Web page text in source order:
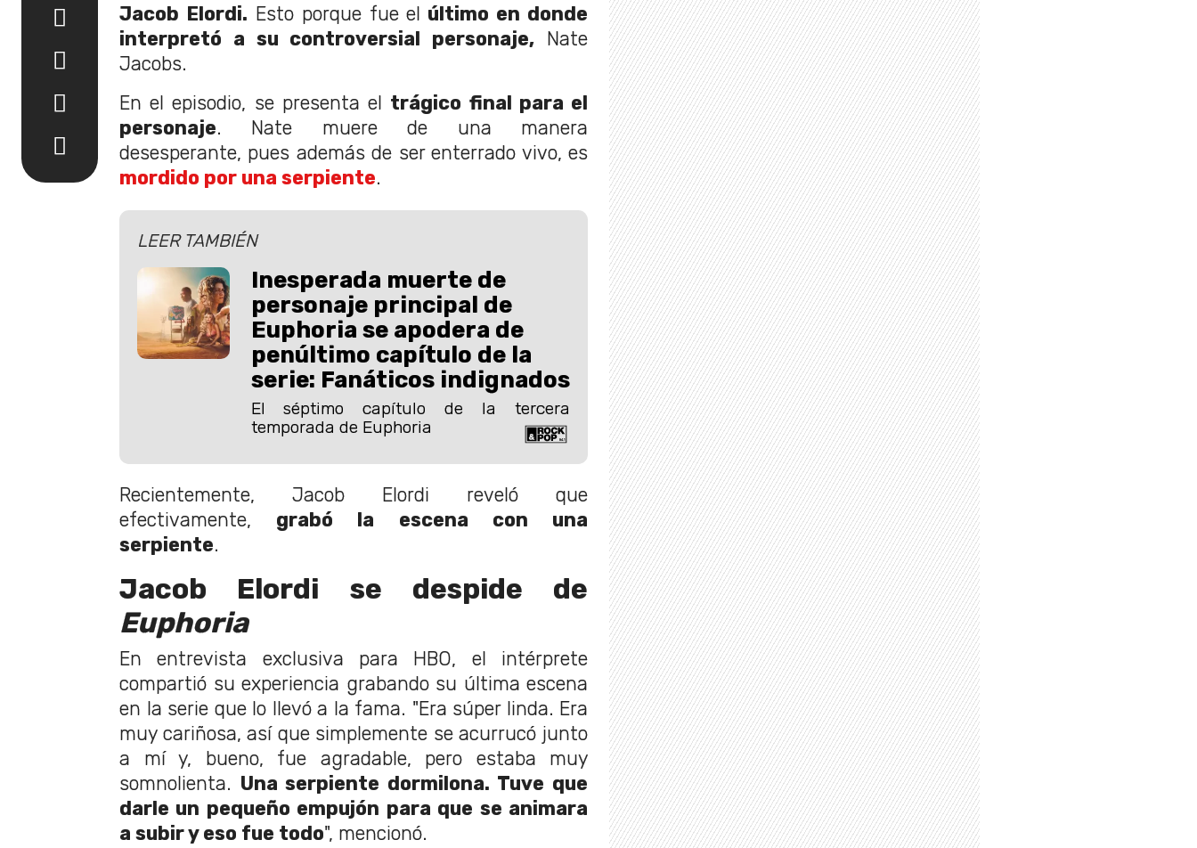
Jacob Elordi. Esto porque fue el último en donde
interpretó a su controversial personaje, Nate
Jacobs.
En el episodio, se presenta el trágico final para el
personaje. Nate muere de una manera
desesperante, pues además de ser enterrado vivo, es
mordido por una serpiente.
LEER TAMBIÉN
Inesperada muerte de
personaje principal de
Euphoria se apodera de
penúltimo capítulo de la
serie: Fanáticos indignados
El séptimo capítulo de la tercera
temporada de Euphoria
Recientemente, Jacob Elordi reveló que
efectivamente, grabó la escena con una
serpiente.
Jacob Elordi se despide de
Euphoria
En entrevista exclusiva para HBO, el intérprete
compartió su experiencia grabando su última escena
en la serie que lo llevó a la fama. "Era súper linda. Era
muy cariñosa, así que simplemente se acurrucó junto
a mí y, bueno, fue agradable, pero estaba muy
somnolienta. Una serpiente dormilona. Tuve que
darle un pequeño empujón para que se animara
a subir y eso fue todo", mencionó.